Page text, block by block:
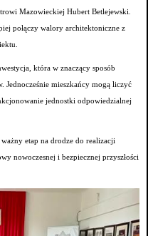
Mazowieckiej Hubert Betlejewski.
połączy walory architektoniczne z
która w znaczący sposób
Jednocześnie mieszkańcy mogą liczyć
jednostki odpowiedzialnej
etap na drodze do realizacji
nowoczesnej i bezpiecznej przyszłości